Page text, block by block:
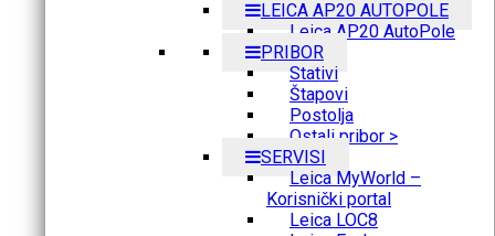
LEICA AP20 AUTOPOLE
Leica AP20 AutoPole
PRIBOR
Stativi
Štapovi
Postolja
Ostali pribor >
SERVISI
Leica MyWorld –
Korisnički portal
Leica LOC8